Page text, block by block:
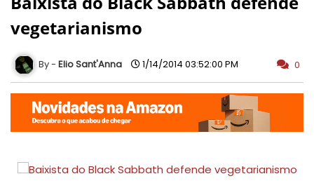
vegetarianismo
Elio Sant'Anna 1/14/2014 03:52:00 PM 0